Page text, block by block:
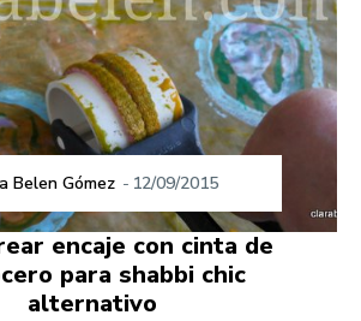
Belen Gómez - 12/09/2015
encaje con cinta de
para shabbi chic
alternativo